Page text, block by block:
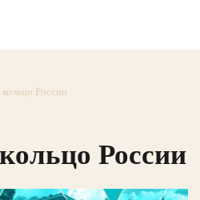
России
России